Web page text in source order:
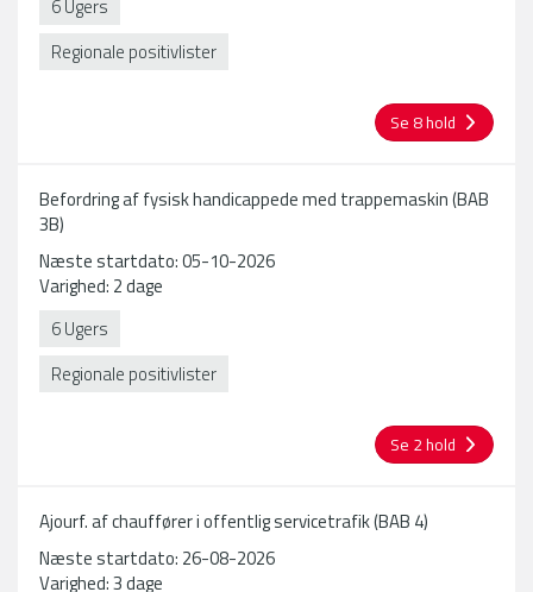
6 Ugers
Regionale positivlister
Se 8 hold
Befordring af fysisk handicappede med trappemaskin (BAB
3B)
6 Ugers
Regionale positivlister
Se 2 hold
Næste startdato: 05-10-2026
Varighed: 2 dage
Ajourf. af chauffører i offentlig servicetrafik (BAB 4)
Næste startdato: 26-08-2026
Varighed: 3 dage